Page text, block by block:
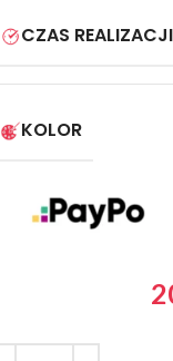
CZAS
KOLOR